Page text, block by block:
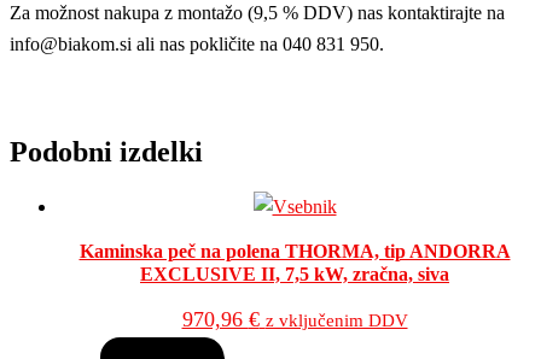
Za možnost nakupa z montažo (9,5 % DDV) nas kontaktirajte na
info@biakom.si ali nas pokličite na 040 831 950.
Podobni izdelki
Kaminska peč na polena THORMA, tip ANDORRA
EXCLUSIVE II, 7,5 kW, zračna, siva
970,96 € z vključenim DDV